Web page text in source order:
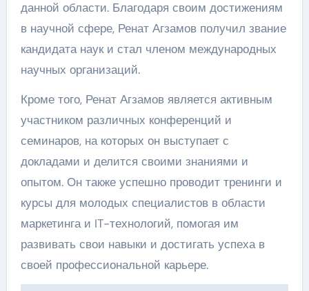
данной области. Благодаря своим достижениям
в научной сфере, Ренат Агзамов получил звание
кандидата наук и стал членом международных
научных организаций.
Кроме того, Ренат Агзамов является активным
участником различных конференций и
семинаров, на которых он выступает с
докладами и делится своими знаниями и
опытом. Он также успешно проводит тренинги и
курсы для молодых специалистов в области
маркетинга и IT-технологий, помогая им
развивать свои навыки и достигать успеха в
своей профессиональной карьере.